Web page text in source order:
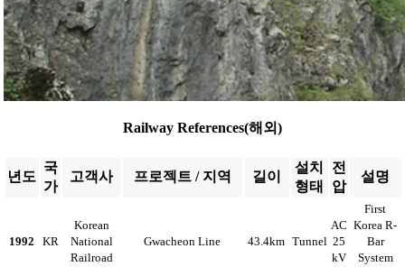
Railway References(해외)
년도
국
가
고객사 프로젝트 / 지역 길이
설치
형태
전
압
설명
1992 KR
Korean
National
Railroad
Gwacheon Line 43.4km Tunnel
AC
25
kV
First
Korea R-
Bar
System